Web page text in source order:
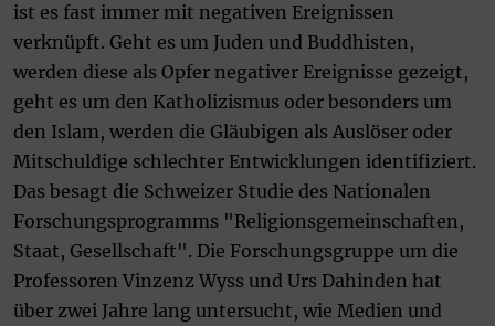
ist es fast immer mit negativen Ereignissen
verknüpft. Geht es um Juden und Buddhisten,
werden diese als Opfer negativer Ereignisse gezeigt,
geht es um den Katholizismus oder besonders um
den Islam, werden die Gläubigen als Auslöser oder
Mitschuldige schlechter Entwicklungen identifiziert.
Das besagt die Schweizer Studie des Nationalen
Forschungsprogramms "Religionsgemeinschaften,
Staat, Gesellschaft". Die Forschungsgruppe um die
Professoren Vinzenz Wyss und Urs Dahinden hat
über zwei Jahre lang untersucht, wie Medien und